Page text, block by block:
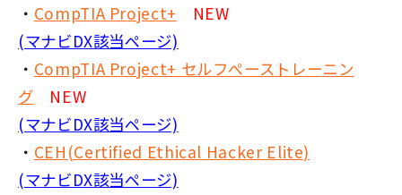
・ CompTIA Project+ NEW
(マナビDX該当ページ)
・ CompTIA Project+ セルフペーストレーニン
グ NEW
(マナビDX該当ページ)
・ CEH(Certified Ethical Hacker Elite)
(マナビDX該当ページ)